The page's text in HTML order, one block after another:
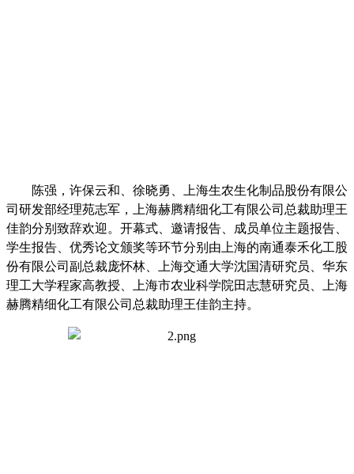
陈强，许保云和、徐晓勇、上海生农生化制品股份有限公
司研发部经理苑志军，上海赫腾精细化工有限公司总裁助理王
佳韵分别致辞欢迎。开幕式、邀请报告、成员单位主题报告、
学生报告、优秀论文颁奖等环节分别由上海的南通泰禾化工股
份有限公司副总裁庞怀林、上海交通大学沈国清研究员、华东
理工大学程家高教授、上海市农业科学院田志慧研究员、上海
赫腾精细化工有限公司总裁助理王佳韵主持。